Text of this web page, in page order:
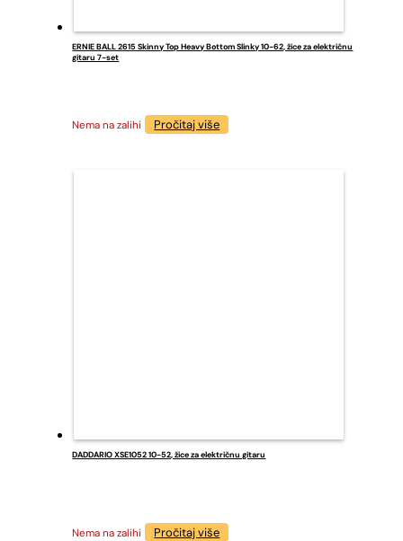
ERNIE BALL 2615 Skinny Top Heavy Bottom Slinky 10-62, žice za električnu
gitaru 7-set
Nema na zalihi Pročitaj više
DADDARIO XSE1052 10-52, žice za električnu gitaru
Nema na zalihi Pročitaj više